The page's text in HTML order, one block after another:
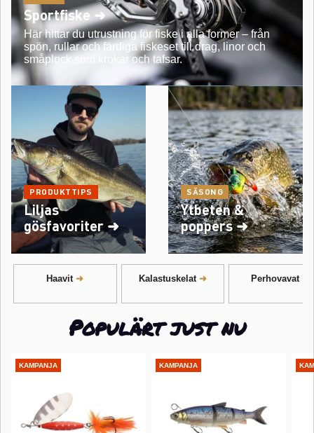
Sportfiske ➜
Här hittar du utrustning för fiske i alla former – från
spön, rullar och färdiga fiskeset till drag, linor och
småplock som krokar och tafsar.
PRODUKTTIPS
Liljas
gösfavoriter ➜
SÄSONG
Ytbeten &
poppers ➜
Haavit Kalastuskelat Perhovavat
Populärt just nu
KAMPANJA KAMPANJA